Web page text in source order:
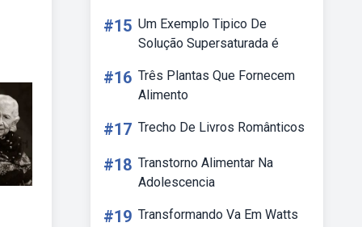
#15 Um Exemplo Tipico De
Solução Supersaturada é
#16 Três Plantas Que Fornecem
Alimento
#17 Trecho De Livros Românticos
#18 Transtorno Alimentar Na
Adolescencia
#19 Transformando Va Em Watts